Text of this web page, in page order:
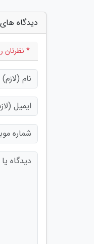
دیدگاه
* نظرتان